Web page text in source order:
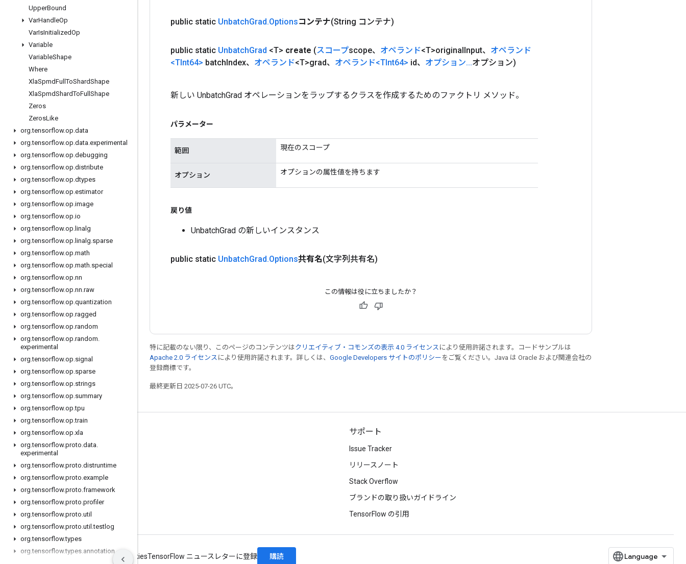
UpperBound
VarHandleOp
VarIsInitializedOp
Variable
VariableShape
Where
XlaSpmdFullToShardShape
XlaSpmdShardToFull Shape
Zeros
ZerosLike
org.tensorflow.op.data
org.tensorflow.op.data.experimental
org.tensorflow.op.debugging
org.tensorflow.op.distribute
org.tensorflow.op.dtypes
org.tensorflow.op.estimator
org.tensorflow.op.image
org.tensorflow.op.io
org.tensorflow.op. linalg
org.tensorflow.op. linalg.sparse
org.tensorflow.op.math
org.tensorflow.op.math.special
org.tensorflow.op.nn
org.tensorflow.op.nn.raw
org.tensorflow.op.quantization
org.tensorflow.op.ragged
org.tensorflow.op.random
org.tensorflow.op.random.
experimental
org.tensorflow.op.signal
org.tensorflow.op.sparse
org.tensorflow.op.strings
org.tensorflow.op.summary
org.tensorflow.op.tpu
org.tensorflow.op.train
org.tensorflow.op.xla
org.tensorflow.proto.data.
experimental
org.tensorflow.proto.distruntime
org.tensorflow.proto.example
org.tensorflow.proto.framework
org.tensorflow.proto.profiler
org.tensorflow.proto.util
org.tensorflow.proto.util .testlog
org.tensorflow.types
org.tensorflow.types.annotation
public static UnbatchGrad.Optionsコンテナ(String コンテナ)
public static UnbatchGrad <T> create (スコープscope、 オペランド<T>originalInput、 オペランド
<TInt64> batchIndex、 オペランド<T>grad、 オペランド<TInt64> id、 オプション...オプション)
新しい UnbatchGrad オペレーションをラップするクラスを作成するためのファクトリ メソッド。
パラメーター
範囲 現在のスコープ
オプション オプションの属性値を持ちます
戻り値
UnbatchGrad の新しいインスタンス
public static UnbatchGrad.Options共有名(文字列共有名)
この情報は役に立ちましたか？
特に記載のない限り、このページのコンテンツはクリエイティブ・コモンズの表示 4.0 ライセンス により使用許諾されます。コードサンプルは
Apache 2.0 ライセンス により使用許諾されます。詳しくは、 Google Developers サイトのポリシー をご覧ください。Java は Oracle および関連会社の
登録商標です。
最終更新日 2025-07-26 UTC。
つながる
ブログ
フォーラム
GitHub
YouTube
サポート
Issue Tracker
リリースノート
Stack Overflow
ブランドの取り扱いガイドライン
TensorFlow の引用
利用規約 プライバシー Manage cookiesTensorFlow ニュースレターに登録 購読